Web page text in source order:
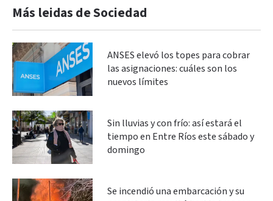
Más leidas de Sociedad
ANSES elevó los topes para cobrar
las asignaciones: cuáles son los
nuevos límites
Sin lluvias y con frío: así estará el
tiempo en Entre Ríos este sábado y
domingo
Se incendió una embarcación y su